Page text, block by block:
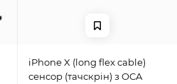
iPhone X (long flex cable)
сенсор (тачскрін) з OCA